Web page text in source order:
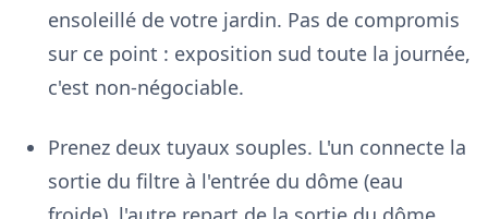
ensoleillé de votre jardin. Pas de compromis
sur ce point : exposition sud toute la journée,
c'est non-négociable.
Prenez deux tuyaux souples. L'un connecte la
sortie du filtre à l'entrée du dôme (eau